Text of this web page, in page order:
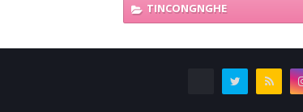
TINCONGNGHE